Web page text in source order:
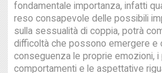
fondamentale importanza, infatti
reso consapevole delle possibili
sulla sessualità di coppia, potrà
difficoltà che possono emergere e
conseguenza le proprie emozioni, i
comportamenti e le aspettative